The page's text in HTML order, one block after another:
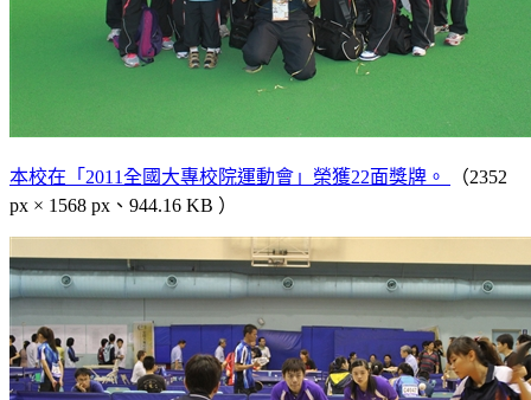
本校在「2011全國大專校院運動會」榮獲22面獎牌。
（2352
px × 1568 px、944.16 KB ）